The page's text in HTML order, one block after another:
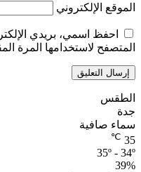
الموقع الإلكتروني
احفظ اسمي، بريدي
المتصفح لاستخدامها المرة
الطقس
جدة
سماء صافية
35
℃
35º - 34º
39%